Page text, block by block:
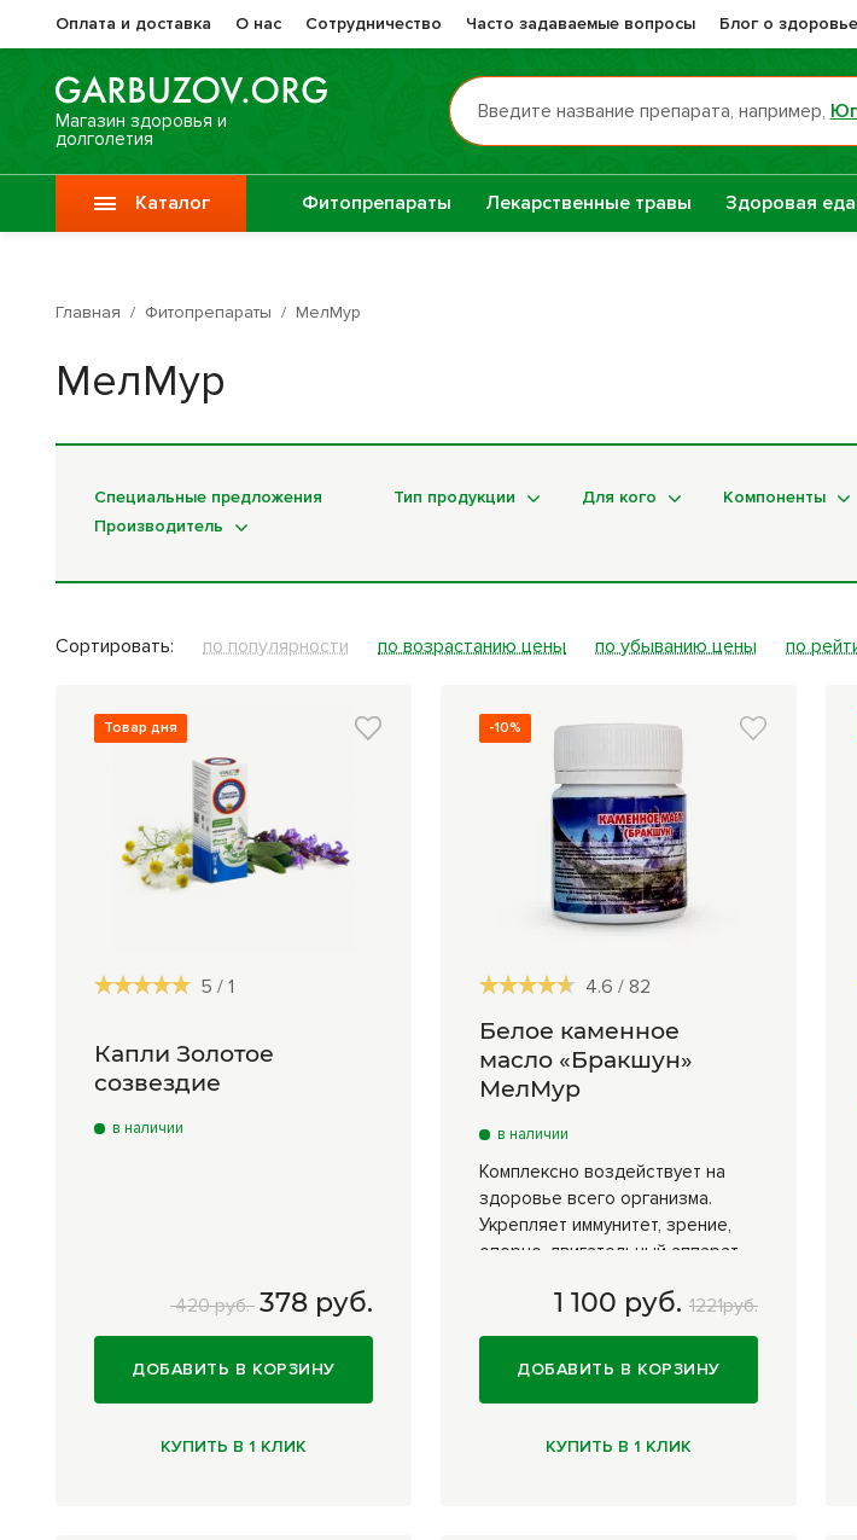
Оплата и доставка О нас Сотрудничество Часто задаваемые вопросы Блог о здоровье
Магазин здоровья и
долголетия
Введите название препарата, например,
Каталог
онкологии
масла
Средства личной
Приборы
Книги
Фитопрепараты Лекарственные травы Здоровая еда
Главная / Фитопрепараты / МелМур
МелМур
Специальные предложения Тип продукции Для кого Компоненты
Производитель
Сортировать: по популярности по возрастанию цены по убыванию цены по
Товар дня
5 / 1
Капли Золотое
созвездие
в наличии
420 руб. 378 руб.
ДОБАВИТЬ В КОРЗИНУ
КУПИТЬ В 1 КЛИК
-10%
4.6 / 82
Белое каменное
масло «Бракшун»
МелМур
в наличии
Комплексно воздействует на
здоровье всего организма.
Укрепляет иммунитет, зрение,
опорно-двигательный аппарат
1 100 руб. 1221руб.
30 гр 1 100 руб.
ДОБАВИТЬ В КОРЗИНУ
КУПИТЬ В 1 КЛИК